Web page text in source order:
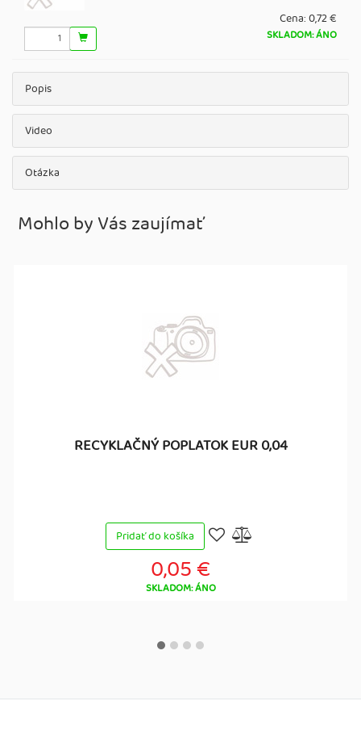
Cena:0,72 €
SKLADOM: ÁNO
Popis
Video
Otázka
Mohlo by Vás zaujímať
RECYKLAČNÝ POPLATOK EUR 0,04
Pridať do košíka
0,05 €
SKLADOM: ÁNO